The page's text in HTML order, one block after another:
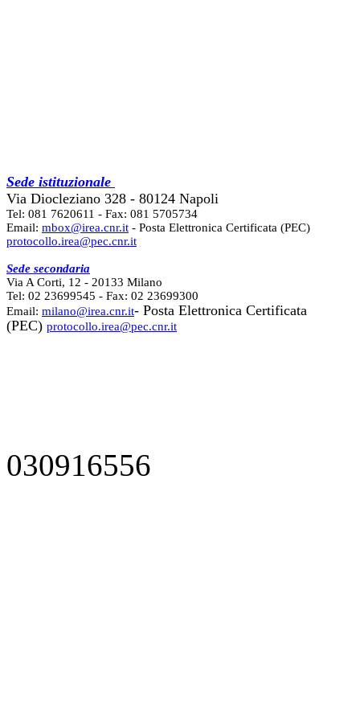
Sede istituzionale
Via Diocleziano 328 - 80124 Napoli
Tel: 081 7620611 - Fax: 081 5705734
Email: mbox@irea.cnr.it - Posta Elettronica Certificata (PEC)
protocollo.irea@pec.cnr.it
Sede secondaria
Via A Corti, 12 - 20133 Milano
Tel: 02 23699545 - Fax: 02 23699300
Email: milano@irea.cnr.it- Posta Elettronica Certificata
(PEC) protocollo.irea@pec.cnr.it
030916556